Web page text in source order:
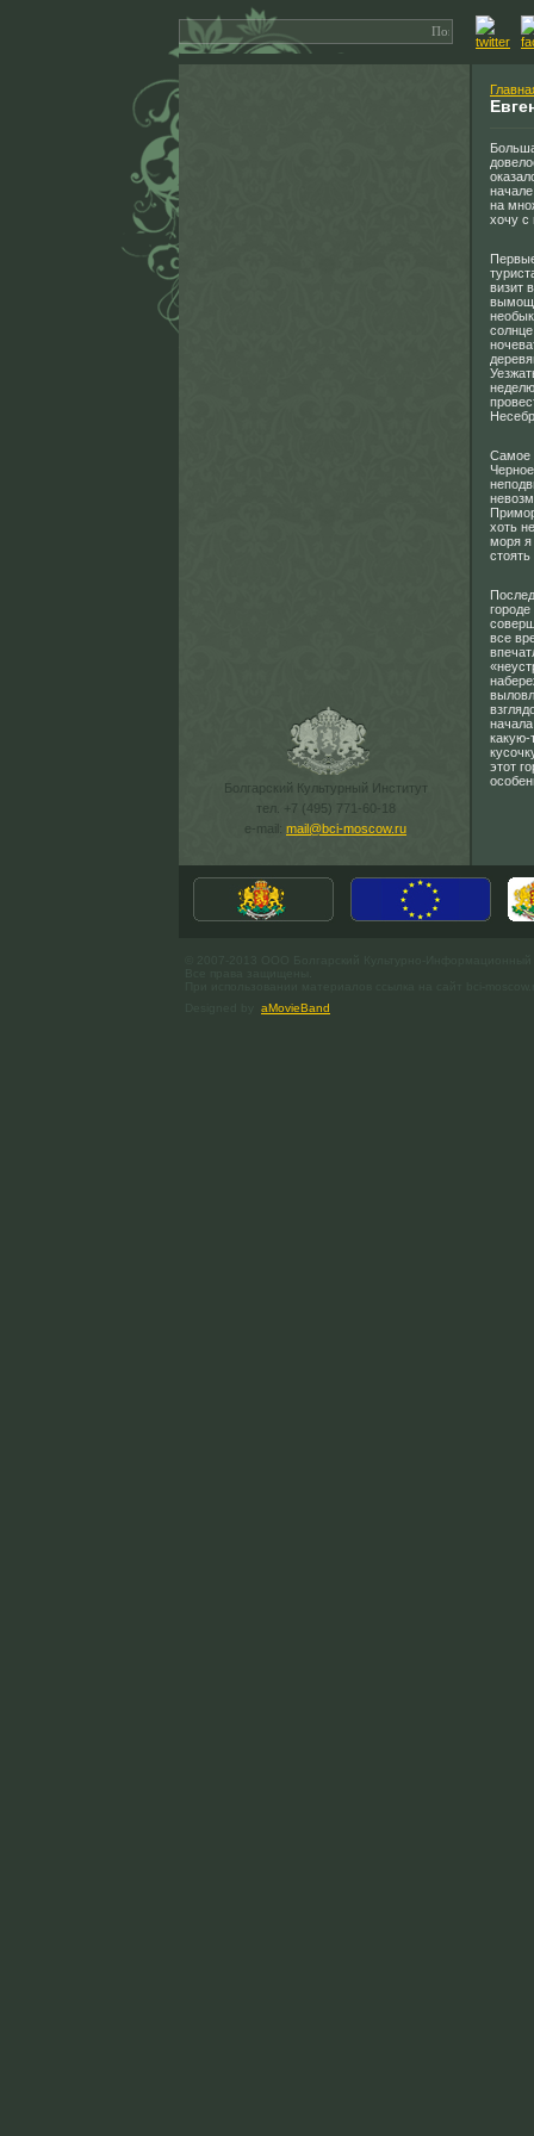
Болгарский Культурный Институт
тел. +7 (495) 771-60-18
e-mail: mail@bci-moscow.ru
на
хочу с
визит
Самое
хоть
моря я
все
какую-
этот
aMovieBand